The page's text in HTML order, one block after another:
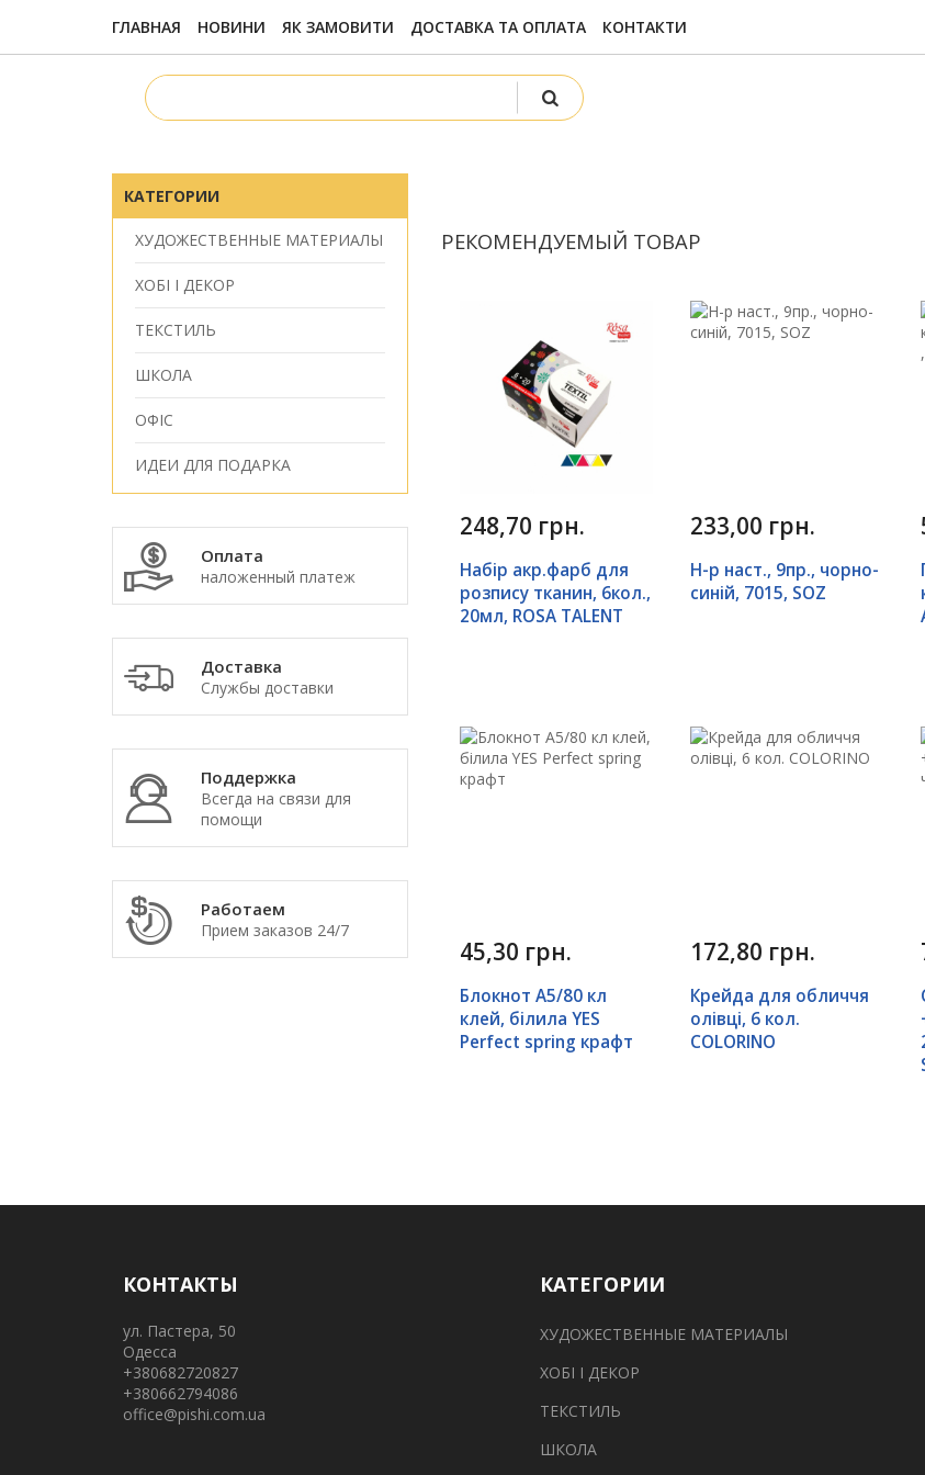
ГЛАВНАЯ НОВИНИ ЯК ЗАМОВИТИ ДОСТАВКА ТА ОПЛАТА КОНТАКТИ
КАТЕГОРИИ
ХУДОЖЕСТВЕННЫЕ МАТЕРИАЛЫ
ХОБІ І ДЕКОР
ТЕКСТИЛЬ
ШКОЛА
ОФІС
ИДЕИ ДЛЯ ПОДАРКА
Оплата
наложенный платеж
Доставка
Службы доставки
Поддержка
Всегда на связи для
помощи
Работаем
Прием заказов 24/7
РЕКОМЕНДУЕМЫЙ ТОВАР
248,70 грн.
Набір акр.фарб для
розпису тканин, 6кол.,
20мл, ROSA TALENT
233,00 грн.
Н-р наст., 9пр., чорно-
синій, 7015, SOZ
45,30 грн.
Блокнот А5/80 кл
клей, білила YES
Perfect spring крафт
172,80 грн.
Крейда для обличчя
олівці, 6 кол.
COLORINO
КОНТАКТЫ
ул. Пастера, 50
Одесса
+380682720827
+380662794086
office@pishi.com.ua
КАТЕГОРИИ
ХУДОЖЕСТВЕННЫЕ МАТЕРИАЛЫ
ХОБІ І ДЕКОР
ТЕКСТИЛЬ
ШКОЛА